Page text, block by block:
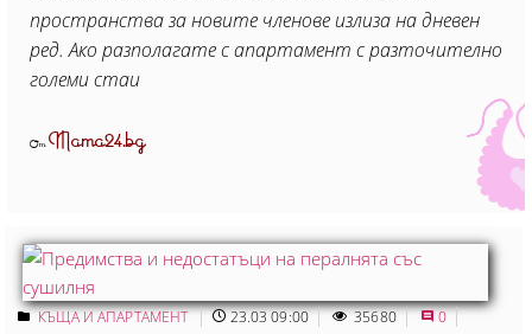
пространства за новите членове излиза на дневен
ред. Ако разполагате с апартамент с разточително
големи стаи
ОтMama24.bg
КЪЩА И АПАРТАМЕНТ 23.03 09:00 35680 0